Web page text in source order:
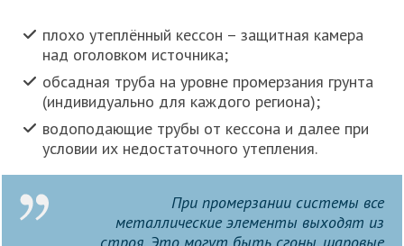
плохо утеплённый кессон – защитная камера
над оголовком источника;
обсадная труба на уровне промерзания грунта
(индивидуально для каждого региона);
водоподающие трубы от кессона и далее при
условии их недостаточного утепления.
При промерзании системы все
металлические элементы выходят из
строя. Это могут быть сгоны, шаровые